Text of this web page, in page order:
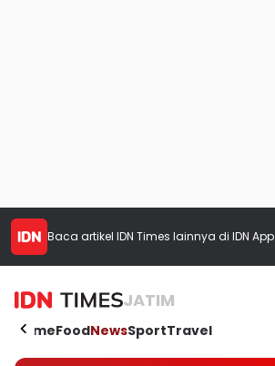
Baca artikel IDN Times lainnya di IDN App
JATIM
HomeFoodNewsSportTravel